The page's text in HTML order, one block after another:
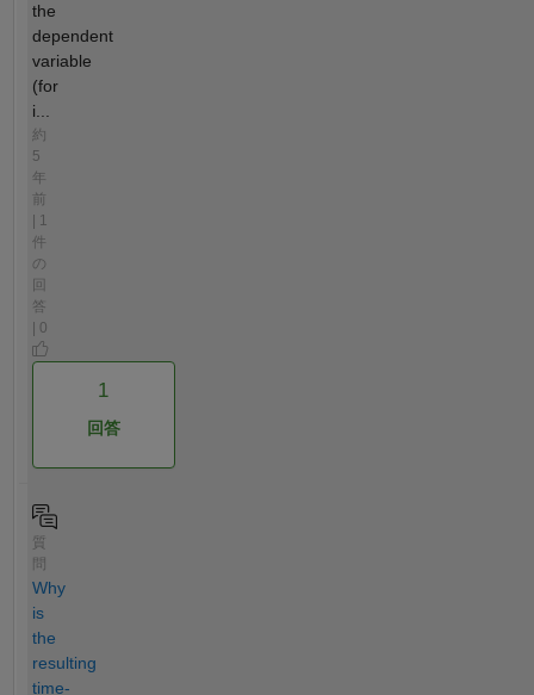
the
dependent
variable
(for
i...
約
5
年
前
| 1
件
の
回
答
| 0
1
回答
質
Why
is
the
resulting
time-